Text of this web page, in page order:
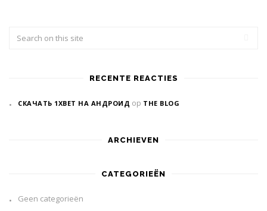
RECENTE REACTIES
СКАЧАТЬ 1XBET НА АНДРОИД op THE BLOG
ARCHIEVEN
CATEGORIEËN
Geen categorieën